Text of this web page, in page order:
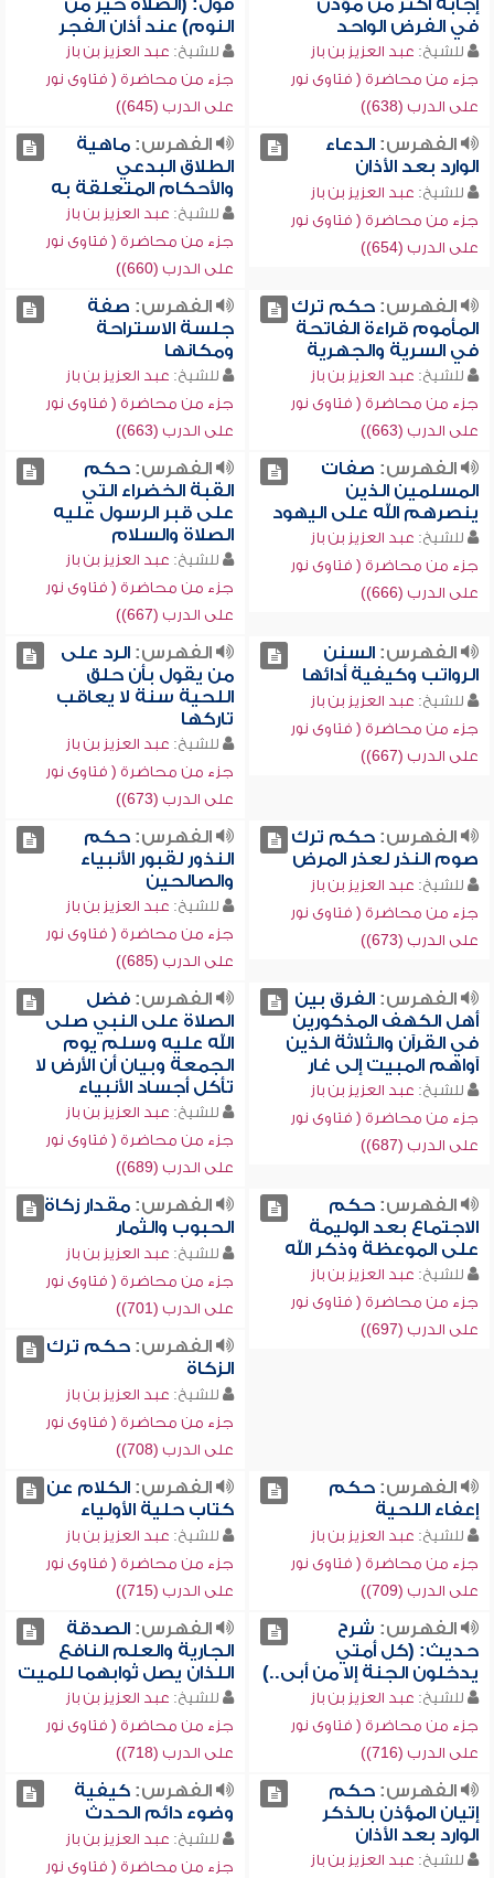
إجابة أكثر من مؤذن
في الفرض الواحد
للشيخ: عبد العزيز بن باز
جزء من محاضرة ( فتاوى نور
على الدرب (638))
قول: (الصلاة خير من
النوم) عند أذان الفجر
للشيخ: عبد العزيز بن باز
جزء من محاضرة ( فتاوى نور
على الدرب (645))
الفهرس:الدعاء
الوارد بعد الأذان
للشيخ: عبد العزيز بن باز
جزء من محاضرة ( فتاوى نور
على الدرب (654))
الفهرس:ماهية
الطلاق البدعي
والأحكام المتعلقة به
للشيخ: عبد العزيز بن باز
جزء من محاضرة ( فتاوى نور
على الدرب (660))
الفهرس:حكم ترك
المأموم قراءة الفاتحة
في السرية والجهرية
للشيخ: عبد العزيز بن باز
جزء من محاضرة ( فتاوى نور
على الدرب (663))
الفهرس: صفة
جلسة الاستراحة
ومكانها
للشيخ: عبد العزيز بن باز
جزء من محاضرة ( فتاوى نور
على الدرب (663))
الفهرس: صفات
المسلمين الذين
ينصرهم الله على اليهود
للشيخ: عبد العزيز بن باز
جزء من محاضرة ( فتاوى نور
على الدرب (666))
الفهرس:حكم
القبة الخضراء التي
على قبر الرسول عليه
الصلاة والسلام
للشيخ: عبد العزيز بن باز
جزء من محاضرة ( فتاوى نور
على الدرب (667))
الفهرس:السنن
الرواتب وكيفية أدائها
للشيخ: عبد العزيز بن باز
جزء من محاضرة ( فتاوى نور
على الدرب (667))
الفهرس:الرد على
من يقول بأن حلق
اللحية سنة لا يعاقب
تاركها
للشيخ: عبد العزيز بن باز
جزء من محاضرة ( فتاوى نور
على الدرب (673))
الفهرس:حكم ترك
صوم النذر لعذر المرض
للشيخ: عبد العزيز بن باز
جزء من محاضرة ( فتاوى نور
على الدرب (673))
الفهرس:حكم
النذور لقبور الأنبياء
والصالحين
للشيخ: عبد العزيز بن باز
جزء من محاضرة ( فتاوى نور
على الدرب (685))
الفهرس:الفرق بين
أهل الكهف المذكورين
في القرآن والثلاثة الذين
آواهم المبيت إلى غار
للشيخ: عبد العزيز بن باز
جزء من محاضرة ( فتاوى نور
على الدرب (687))
الفهرس:فضل
الصلاة على النبي صلى
الله عليه وسلم يوم
الجمعة وبيان أن الأرض لا
تأكل أجساد الأنبياء
للشيخ: عبد العزيز بن باز
جزء من محاضرة ( فتاوى نور
على الدرب (689))
الفهرس:حكم
الاجتماع بعد الوليمة
على الموعظة وذكر الله
للشيخ: عبد العزيز بن باز
جزء من محاضرة ( فتاوى نور
على الدرب (697))
الفهرس:مقدار زكاة
الحبوب والثمار
للشيخ: عبد العزيز بن باز
جزء من محاضرة ( فتاوى نور
على الدرب (701))
الفهرس:حكم ترك
الزكاة
للشيخ: عبد العزيز بن باز
جزء من محاضرة ( فتاوى نور
على الدرب (708))
الفهرس:حكم
إعفاء اللحية
للشيخ: عبد العزيز بن باز
جزء من محاضرة ( فتاوى نور
على الدرب (709))
الفهرس:الكلام عن
كتاب حلية الأولياء
للشيخ: عبد العزيز بن باز
جزء من محاضرة ( فتاوى نور
على الدرب (715))
الفهرس: شرح
حديث: (كل أمتي
يدخلون الجنة إلا من أبى..)
للشيخ: عبد العزيز بن باز
جزء من محاضرة ( فتاوى نور
على الدرب (716))
الفهرس:الصدقة
الجارية والعلم النافع
اللذان يصل ثوابهما للميت
للشيخ: عبد العزيز بن باز
جزء من محاضرة ( فتاوى نور
على الدرب (718))
الفهرس:حكم
إتيان المؤذن بالذكر
الوارد بعد الأذان
للشيخ: عبد العزيز بن باز
الفهرس:كيفية
وضوء دائم الحدث
للشيخ: عبد العزيز بن باز
جزء من محاضرة ( فتاوى نور